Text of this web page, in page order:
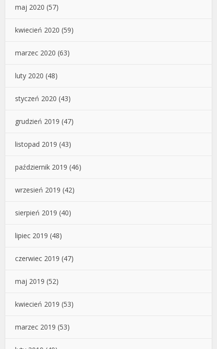
maj 2020 (57)
kwiecień 2020 (59)
marzec 2020 (63)
luty 2020 (48)
styczeń 2020 (43)
grudzień 2019 (47)
listopad 2019 (43)
październik 2019 (46)
wrzesień 2019 (42)
sierpień 2019 (40)
lipiec 2019 (48)
czerwiec 2019 (47)
maj 2019 (52)
kwiecień 2019 (53)
marzec 2019 (53)